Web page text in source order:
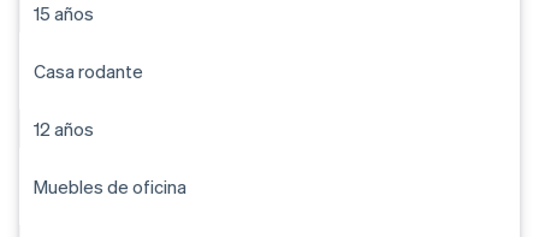
15 años
Casa rodante
12 años
Muebles de oficina